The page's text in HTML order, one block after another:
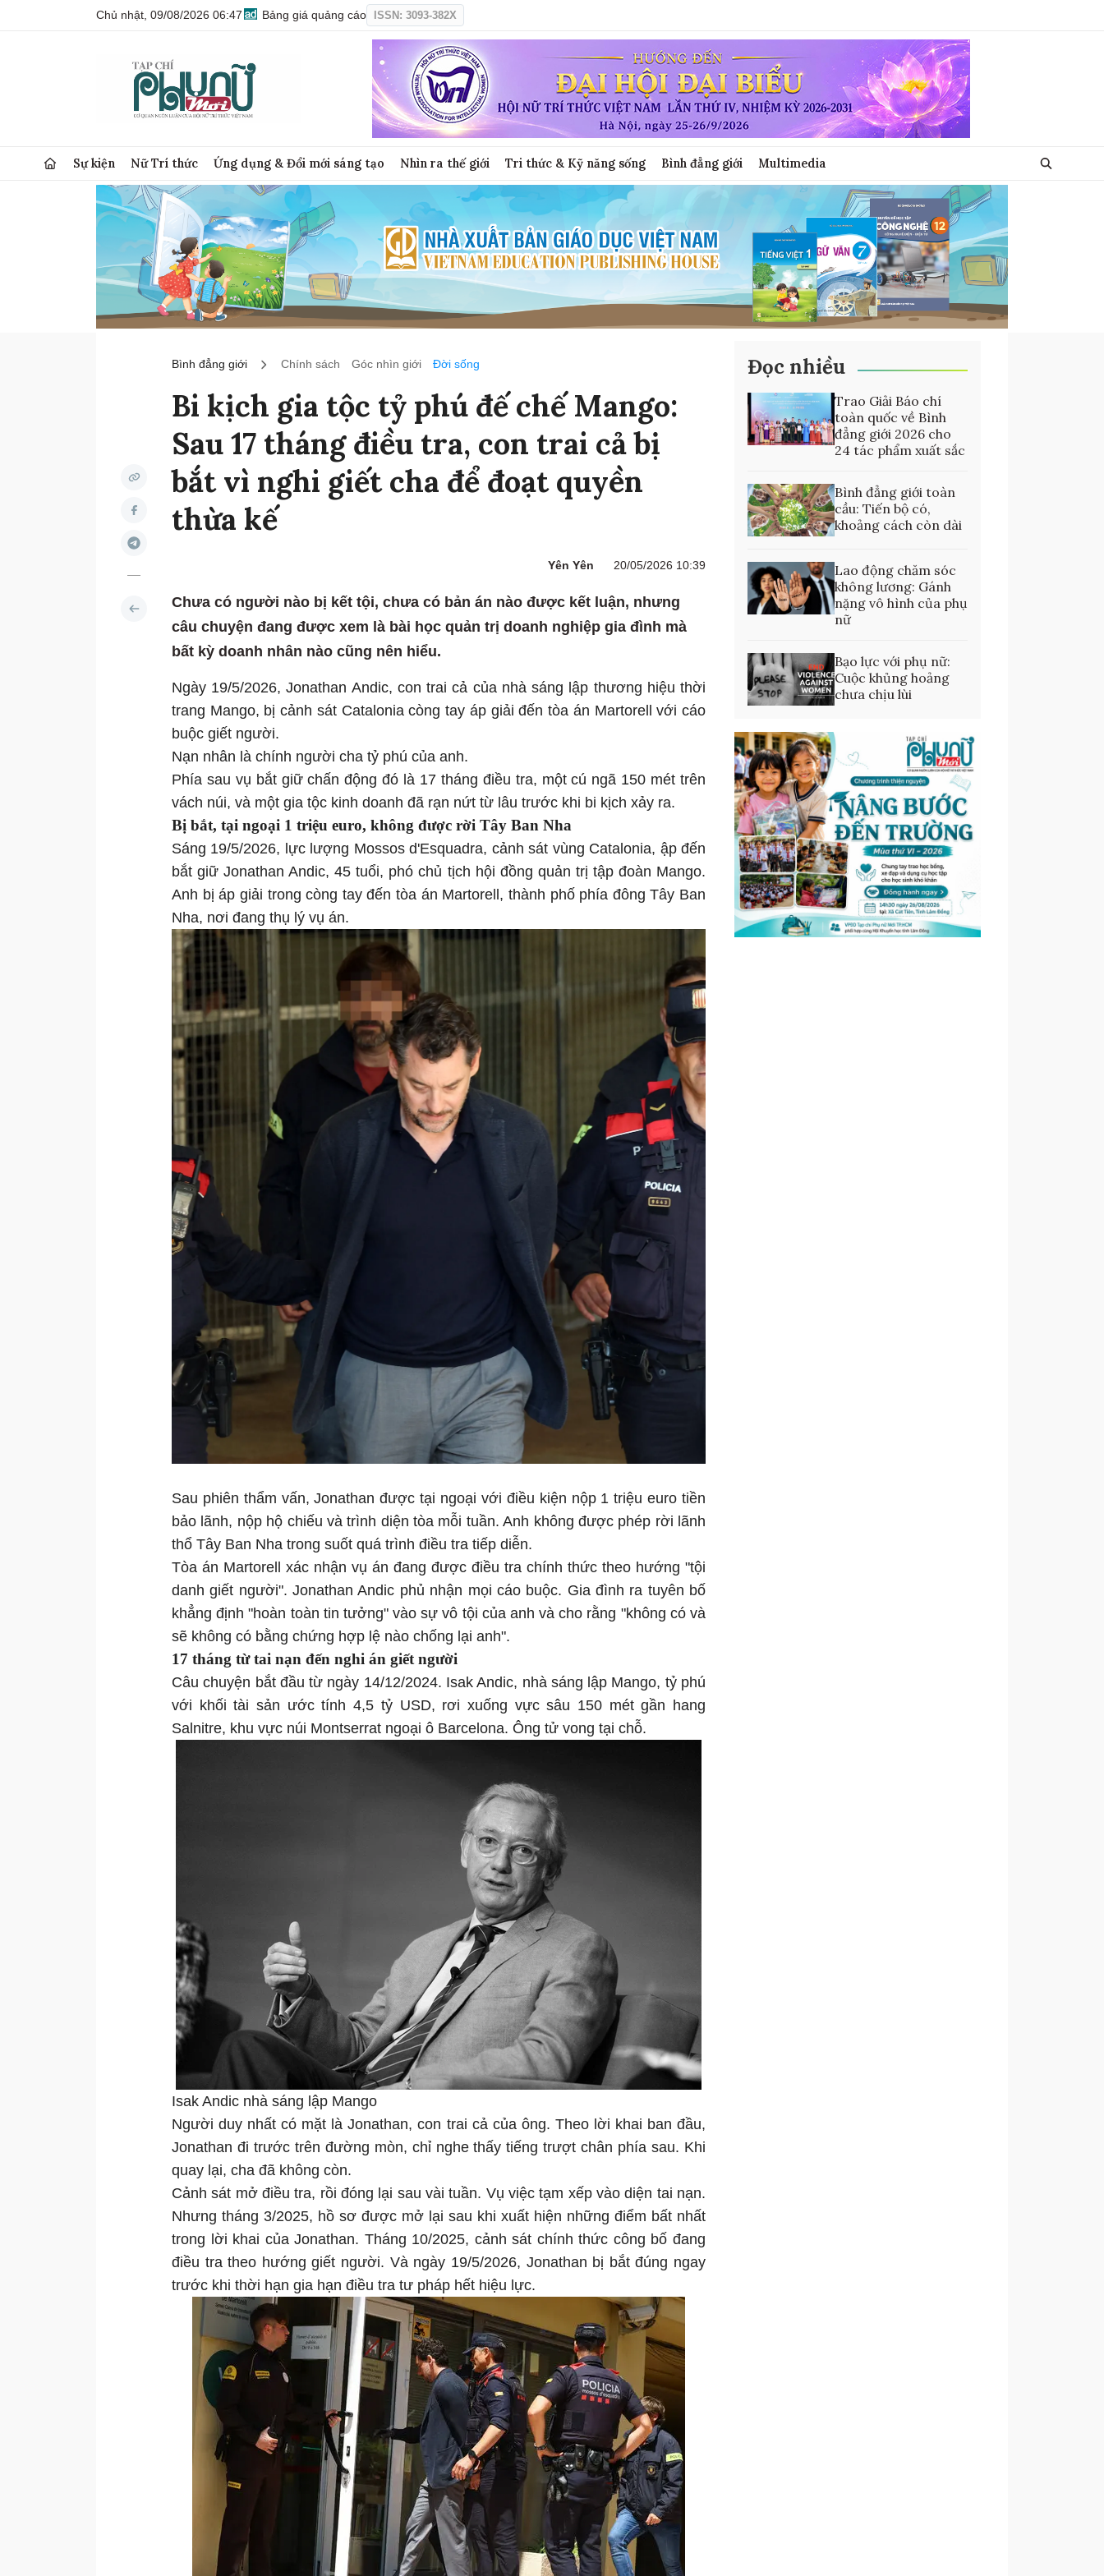
Chủ nhật, 09/08/2026 06:47 Bảng giá quảng cáo ISSN: 3093-382X
Sự kiện Nữ Trí thức Ứng dụng & Đổi mới sáng tạo Nhìn ra thế giới Tri thức & Kỹ năng sống Bình đẳng giới Multimedia
Bình đẳng giới Chính sách Góc nhìn giới Đời sống
Bi kịch gia tộc tỷ phú đế chế Mango:
Sau 17 tháng điều tra, con trai cả bị
bắt vì nghi giết cha để đoạt quyền
thừa kế
Yên Yên 20/05/2026 10:39
Chưa có người nào bị kết tội, chưa có bản án nào được kết luận, nhưng
câu chuyện đang được xem là bài học quản trị doanh nghiệp gia đình mà
bất kỳ doanh nhân nào cũng nên hiểu.
Ngày 19/5/2026, Jonathan Andic, con trai cả của nhà sáng lập thương hiệu thời
trang Mango, bị cảnh sát Catalonia còng tay áp giải đến tòa án Martorell với cáo
buộc giết người.
Nạn nhân là chính người cha tỷ phú của anh.
Phía sau vụ bắt giữ chấn động đó là 17 tháng điều tra, một cú ngã 150 mét trên
vách núi, và một gia tộc kinh doanh đã rạn nứt từ lâu trước khi bi kịch xảy ra.
Bị bắt, tại ngoại 1 triệu euro, không được rời Tây Ban Nha
Sáng 19/5/2026, lực lượng Mossos d'Esquadra, cảnh sát vùng Catalonia, ập đến
bắt giữ Jonathan Andic, 45 tuổi, phó chủ tịch hội đồng quản trị tập đoàn Mango.
Anh bị áp giải trong còng tay đến tòa án Martorell, thành phố phía đông Tây Ban
Nha, nơi đang thụ lý vụ án.
Sau phiên thẩm vấn, Jonathan được tại ngoại với điều kiện nộp 1 triệu euro tiền
bảo lãnh, nộp hộ chiếu và trình diện tòa mỗi tuần. Anh không được phép rời lãnh
thổ Tây Ban Nha trong suốt quá trình điều tra tiếp diễn.
Tòa án Martorell xác nhận vụ án đang được điều tra chính thức theo hướng "tội
danh giết người". Jonathan Andic phủ nhận mọi cáo buộc. Gia đình ra tuyên bố
khẳng định "hoàn toàn tin tưởng" vào sự vô tội của anh và cho rằng "không có và
sẽ không có bằng chứng hợp lệ nào chống lại anh".
17 tháng từ tai nạn đến nghi án giết người
Câu chuyện bắt đầu từ ngày 14/12/2024. Isak Andic, nhà sáng lập Mango, tỷ phú
với khối tài sản ước tính 4,5 tỷ USD, rơi xuống vực sâu 150 mét gần hang
Salnitre, khu vực núi Montserrat ngoại ô Barcelona. Ông tử vong tại chỗ.
Isak Andic nhà sáng lập Mango
Người duy nhất có mặt là Jonathan, con trai cả của ông. Theo lời khai ban đầu,
Jonathan đi trước trên đường mòn, chỉ nghe thấy tiếng trượt chân phía sau. Khi
quay lại, cha đã không còn.
Cảnh sát mở điều tra, rồi đóng lại sau vài tuần. Vụ việc tạm xếp vào diện tai nạn.
Nhưng tháng 3/2025, hồ sơ được mở lại sau khi xuất hiện những điểm bất nhất
trong lời khai của Jonathan. Tháng 10/2025, cảnh sát chính thức công bố đang
điều tra theo hướng giết người. Và ngày 19/5/2026, Jonathan bị bắt đúng ngay
trước khi thời hạn gia hạn điều tra tư pháp hết hiệu lực.
Đọc nhiều
Trao Giải Báo chí
toàn quốc về Bình
đẳng giới 2026 cho
24 tác phẩm xuất sắc
Bình đẳng giới toàn
cầu: Tiến bộ có,
khoảng cách còn dài
Lao động chăm sóc
không lương: Gánh
nặng vô hình của phụ
nữ
Bạo lực với phụ nữ:
Cuộc khủng hoảng
chưa chịu lùi